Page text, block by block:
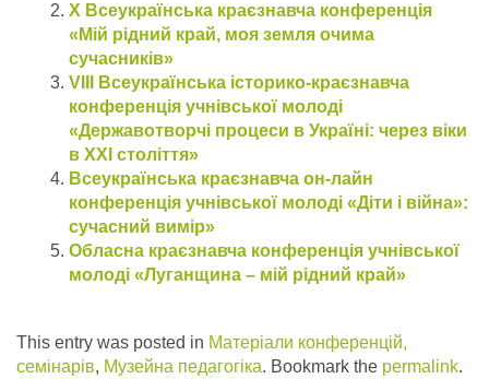
Х Всеукраїнська краєзнавча конференція
«Мій рідний край, моя земля очима
сучасників»
VIII Всеукраїнська історико-краєзнавча
конференція учнівської молоді
«Державотворчі процеси в Україні: через віки
в ХХІ століття»
Всеукраїнська краєзнавча он-лайн
конференція учнівської молоді «Діти і війна»:
сучасний вимір»
Обласна краєзнавча конференція учнівської
молоді «Луганщина – мій рідний край»
This entry was posted in Матеріали конференцій,
семінарів, Музейна педагогіка. Bookmark the permalink.